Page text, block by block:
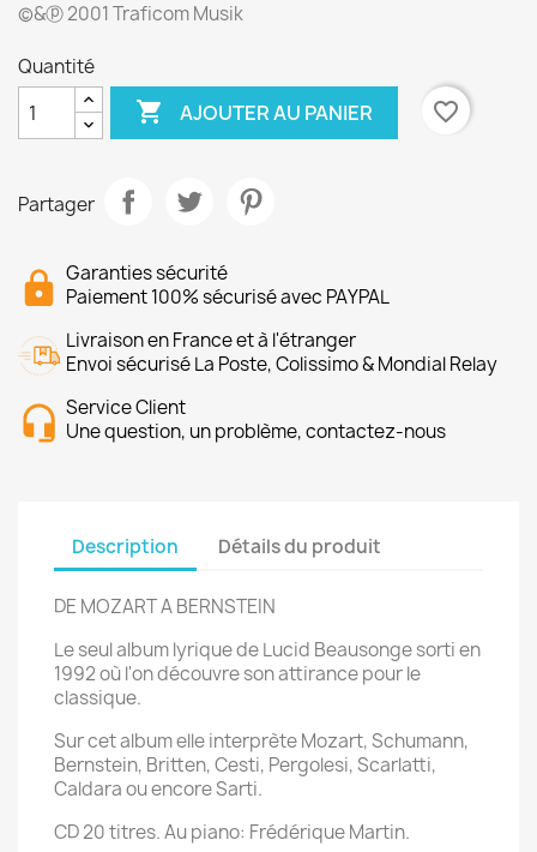
©&ⓟ 2001 Traficom Musik
Quantité
 AJOUTER AU PANIER favorite_border
Partager
Garanties sécurité
Paiement 100% sécurisé avec PAYPAL
Livraison en France et à l'étranger
Envoi sécurisé La Poste, Colissimo & Mondial Relay
Service Client
Une question, un problème, contactez-nous
Description Détails du produit
DE MOZART A BERNSTEIN
Le seul album lyrique de Lucid Beausonge sorti en
1992 où l'on découvre son attirance pour le
classique.
Sur cet album elle interprète Mozart, Schumann,
Bernstein, Britten, Cesti, Pergolesi, Scarlatti,
Caldara ou encore Sarti.
CD 20 titres. Au piano: Frédérique Martin.